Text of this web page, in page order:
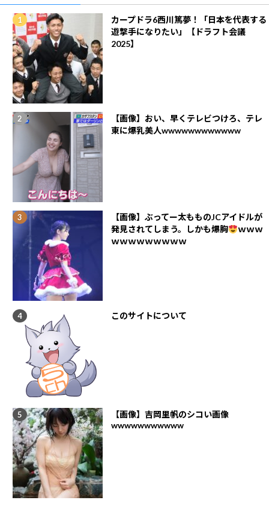
カープドラ6西川篤夢！「日本を代表する
遊撃手になりたい」【ドラフト会議
2025】
【画像】おい、早くテレビつけろ、テレ
東に爆乳美人wwwwwwwwwwww
【画像】ぶってー太もものJCアイドルが
発見されてしまう。しかも爆胸
ｗｗｗ
ｗｗｗｗｗｗｗｗｗ
このサイトについて
【画像】吉岡里帆のシコい画像
wwwwwwwwwww